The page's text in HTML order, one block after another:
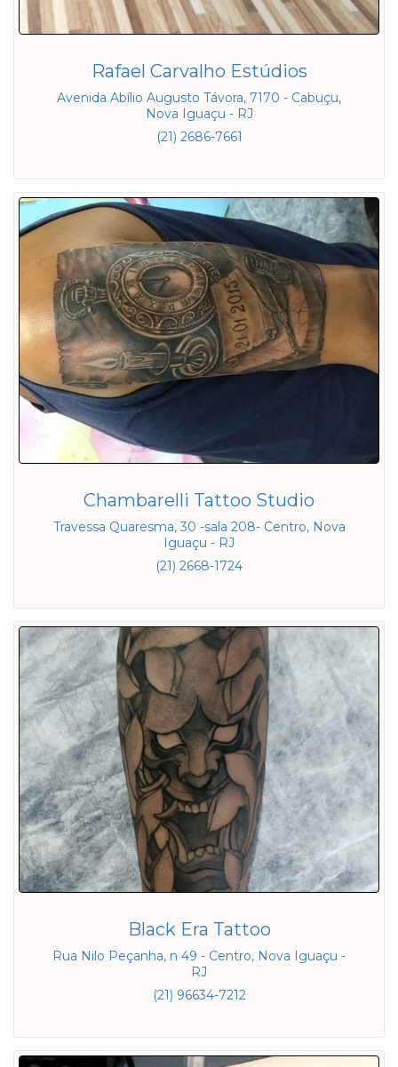
Rafael Carvalho Estúdios
Avenida Abílio Augusto Távora, 7170 - Cabuçu,
Nova Iguaçu - RJ
(21) 2686-7661
Chambarelli Tattoo Studio
Travessa Quaresma, 30 -sala 208- Centro, Nova
Iguaçu - RJ
(21) 2668-1724
Black Era Tattoo
Rua Nilo Peçanha, n 49 - Centro, Nova Iguaçu -
RJ
(21) 96634-7212